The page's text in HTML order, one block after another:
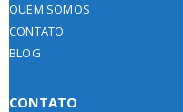
QUEM SOMOS
CONTATO
BLOG
CONTATO